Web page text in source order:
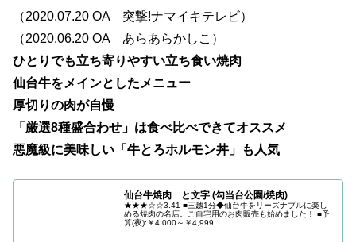
（2020.07.20 OA 突撃!ナマイキテレビ）
（2020.06.20 OA あらあらかしこ）
ひとりでも立ち寄りやすい立ち食い焼肉
仙台牛をメインとしたメニュー
厚切りの肉が自慢
「厳選8種盛合わせ」は食べ比べできてオススメ
悪魔級に美味しい「牛とろホルモン丼」も人気
仙台牛焼肉 と文字 (勾当台公園/焼肉)
★★★☆☆3.41 ■三越1分◆仙台牛をリーズナブルに楽し
める焼肉の名店。ご自宅用のお肉販売も始めました！ ■予
算(夜):￥4,000～￥4,999